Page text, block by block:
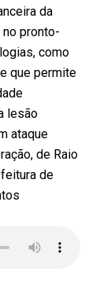
da
pronto-
como
que permite
lesão
ataque
de Raio
de